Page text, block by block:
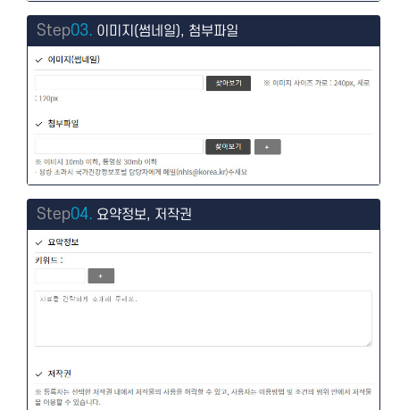
Step03. 이미지(썸네일), 첨부파일
Step04. 요약정보, 저작권